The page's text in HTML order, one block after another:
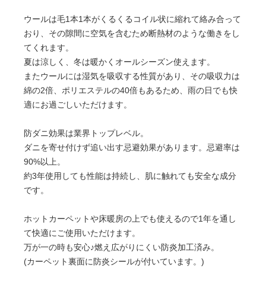
ウールは毛1本1本がくるくるコイル状に縮れて絡み合って
おり、その隙間に空気を含むため断熱材のような働きをし
てくれます。
夏は涼しく、冬は暖かくオールシーズン使えます。
またウールには湿気を吸収する性質があり、その吸収力は
綿の2倍、ポリエステルの40倍もあるため、雨の日でも快
適にお過ごしいただけます。
防ダニ効果は業界トップレベル。
ダニを寄せ付けず追い出す忌避効果があります。忌避率は
90%以上。
約3年使用しても性能は持続し、肌に触れても安全な成分
です。
ホットカーペットや床暖房の上でも使えるので1年を通し
て快適にご使用いただけます。
万が一の時も安心♪燃え広がりにくい防炎加工済み。
(カーペット裏面に防炎シールが付いています。)